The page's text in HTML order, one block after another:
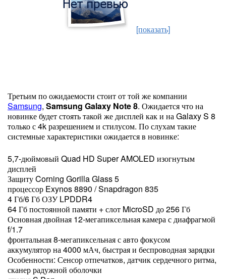
[показать]
Третьим по ожидаемости стоит от той же компании
Samsung, Samsung Galaxy Note 8. Ожидается что на
новинке будет стоять такой же дисплей как и на Galaxy S 8
только с 4k разрешением и стилусом. По слухам такие
системные характеристики ожидается в новинке:
5,7-дюймовый Quad HD Super AMOLED изогнутым
дисплей
Защиту Corning Gorilla Glass 5
процессор Exynos 8890 / Snapdragon 835
4 Гб/6 Гб ОЗУ LPDDR4
64 Гб постоянной памяти + слот MicroSD до 256 Гб
Основная двойная 12-мегапиксельная камера с диафрагмой
f/1.7
фронтальная 8-мегапиксельная с авто фокусом
аккумулятор на 4000 мАч, быстрая и беспроводная зарядки
Особенности: Сенсор отпечатков, датчик сердечного ритма,
сканер радужной оболочки